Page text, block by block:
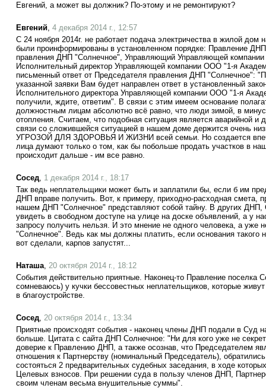
Евгений, а может вы должник? По-этому и не ремонтируют?
Евгений, 4 декабря 2014 г., 12:57
С 24 ноября 2014г. не работает подача электричества в жилой
были проинформированы в установленном порядке: Правление
правления ДНП "Солнечное", Управляющий Управляющей
Исполнительный директор Управляющей компании ООО "1-я
письменный ответ от Председателя правления ДНП "Солнечное":
указанной заявки Вам будет направлен ответ в установленный
Исполнительного директора Управляющей компании ООО "1-я
получили, ждите, ответим". В связи с этим имеем основание
должностным лицам абсолютно всё равно, что люди зимой, в
отопления. Считаем, что подобная ситуация является аварийной
связи со сложившейся ситуацией в нашем доме держится очень
УГРОЗОЙ ДЛЯ ЗДОРОВЬЯ И ЖИЗНИ всей семьи. Но создается
лица думают только о том, как бы побольше продать участков в
происходит дальше - им все равно.
Сосед, 1 декабря 2014 г., 18:17
Так ведь неплательщики может быть и заплатили бы, если б им
ДНП вправе получить. Вот, к примеру, приходно-расходная смета,
нашем ДНП "Солнечное" представляют собой тайну. В других
увидеть в свободном доступе на улице на доске объявлений, а у
запросу получить нельзя. И это мнение не одного человека, а уже
"Солнечное". Ведь как мы должны платить, если основания такого
вот сделали, карпов запустят...
Наташа, 20 октября 2014 г., 18:12
События действительно приятные. Наконец-то Правление поселка
сомневаюсь) у кучки бессовестных неплательщиков, которые
в благоустройстве.
Сосед, 20 октября 2014 г., 13:34
Приятные происходят события - наконец члены ДНП подали в Суд
больше. Цитата с сайта ДНП Солнечное: "Ни для кого уже не
доверие к Правлению ДНП, а также осознав, что Председателем
отношения к Партнерству (номинальный Председатель),
состояться 2 предварительных судебных заседания, в ходе
Целевых взносов. При решении суда в пользу членов ДНП,
своим членам весьма внушительные суммы".